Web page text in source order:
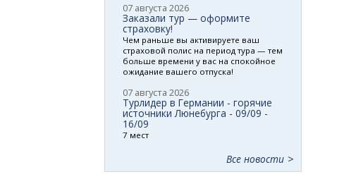
07 августа 2026
Заказали тур — оформите
страховку!
Чем раньше вы активируете ваш
страховой полис на период тура — тем
больше времени у вас на спокойное
ожидание вашего отпуска!
07 августа 2026
Турлидер в Германии - горячие
источники Люнебурга - 09/09 -
16/09
7 мест
Все новости